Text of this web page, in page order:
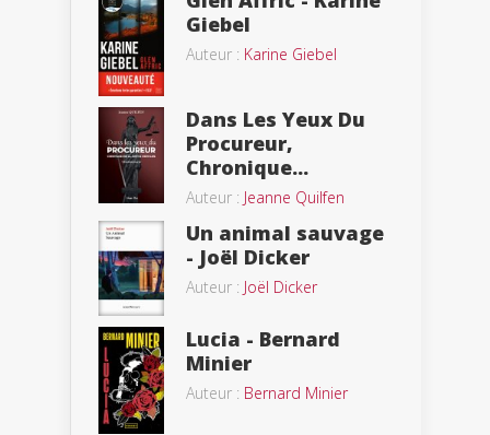
Giebel
Auteur : Karine Giebel
Dans Les Yeux Du
Procureur,
Chronique...
Auteur : Jeanne Quilfen
Un animal sauvage
- Joël Dicker
Auteur : Joël Dicker
Lucia - Bernard
Minier
Auteur : Bernard Minier